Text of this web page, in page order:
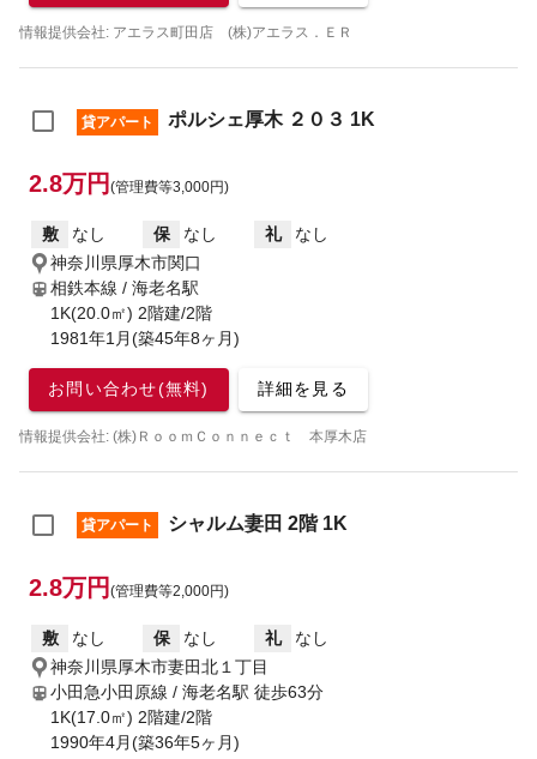
情報提供会社: アエラス町田店 (株)アエラス．ＥＲ
貸アパート ポルシェ厚木 ２０３ 1K
2.8万円 (管理費等3,000円)
敷 なし 保 なし 礼
なし
神奈川県厚木市関口
相鉄本線 / 海老名駅
1K(20.0㎡) 2階建/2階
1981年1月(築45年8ヶ月)
お問い合わせ(無料) 詳細を見る
情報提供会社: (株)ＲｏｏｍＣｏｎｎｅｃｔ 本厚木店
貸アパート シャルム妻田 2階 1K
2.8万円 (管理費等2,000円)
敷 なし 保 なし 礼
なし
神奈川県厚木市妻田北１丁目
小田急小田原線 / 海老名駅 徒歩63分
1K(17.0㎡) 2階建/2階
1990年4月(築36年5ヶ月)